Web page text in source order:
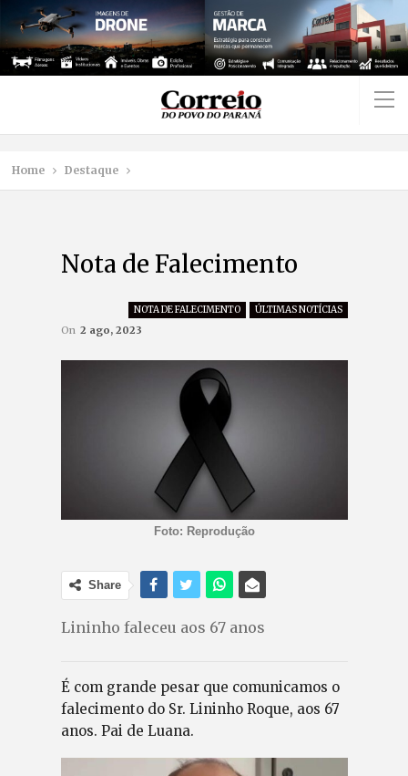
Home Destaque
Nota de Falecimento
NOTA DE FALECIMENTO ÚLTIMAS NOTÍCIAS
On 2 ago, 2023
Foto: Reprodução
Share
Lininho faleceu aos 67 anos
É com grande pesar que comunicamos o
falecimento do Sr. Lininho Roque, aos 67
anos. Pai de Luana.